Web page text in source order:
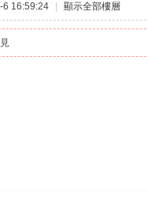
6 16:59:24 顯示全部樓層